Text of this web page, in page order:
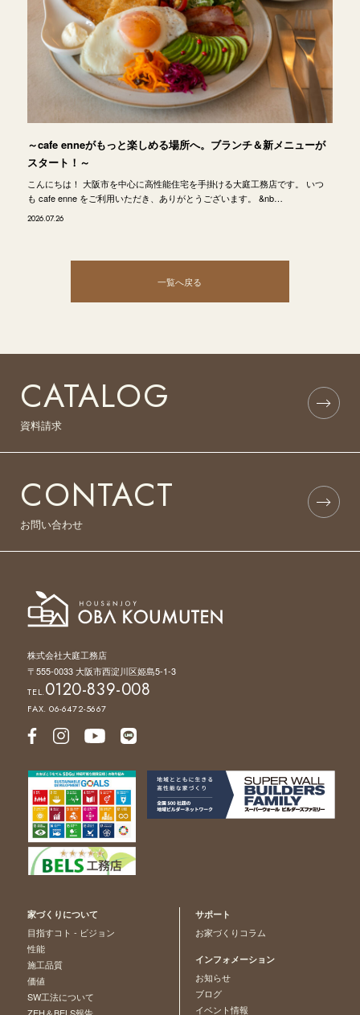
～cafe enneがもっと楽しめる場所へ。ブランチ＆新メニューが
スタート！～
こんにちは！ 大阪市を中心に高性能住宅を手掛ける大庭工務店です。 いつ
も cafe enne をご利用いただき、ありがとうございます。 &nb…
2026.07.26
一覧へ戻る
CATALOG
資料請求
CONTACT
お問い合わせ
株式会社大庭工務店
〒555-0033 大阪市西淀川区姫島5-1-3
TEL.0120-839-008
FAX. 06-6472-5667
家づくりについて
目指すコト - ビジョン
性能
施工品質
価値
SW工法について
サポート
お家づくりコラム
インフォメーション
お知らせ
ブログ
イベント情報